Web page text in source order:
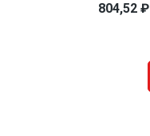
804,52 ₽